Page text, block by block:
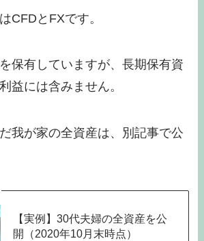
CFDとFXです。
保有していますが、長期保有資
益には含みません。
我が家の全資産は、別記事で公
【実例】30代夫婦の全資産を公
開（2020年10月末時点）